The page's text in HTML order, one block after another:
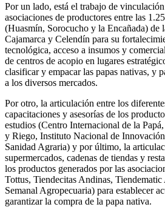
Por un lado, está el trabajo de
asociaciones de productores entre las
(Huasmín, Sorocucho y la Encañada) de
Cajamarca y Celendín para su
tecnológica, acceso a insumos y
de centros de acopio en lugares
clasificar y empacar las papas nativas, y
a los diversos mercados.
Por otro, la articulación entre los
capacitaciones y asesorías de los
estudios (Centro Internacional de la
y Riego, Instituto Nacional de
Sanidad Agraria) y por último, la
supermercados, cadenas de tiendas y
los productos generados por las
Tottus, Tiendecitas Andinas,
Semanal Agropecuaria) para establecer
garantizar la compra de la papa nativa.